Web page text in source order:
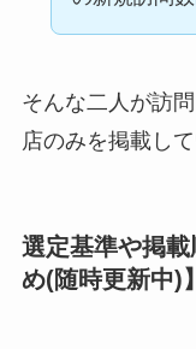
そんな二人が訪
店のみを掲載して
選定基準や掲
め(随時更新中)】